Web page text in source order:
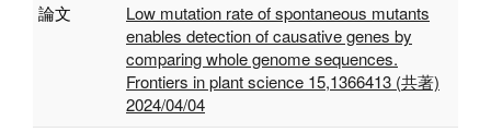
論文
Low mutation rate of spontaneous mutants
enables detection of causative genes by
comparing whole genome sequences.
Frontiers in plant science 15,1366413 (共著)
2024/04/04